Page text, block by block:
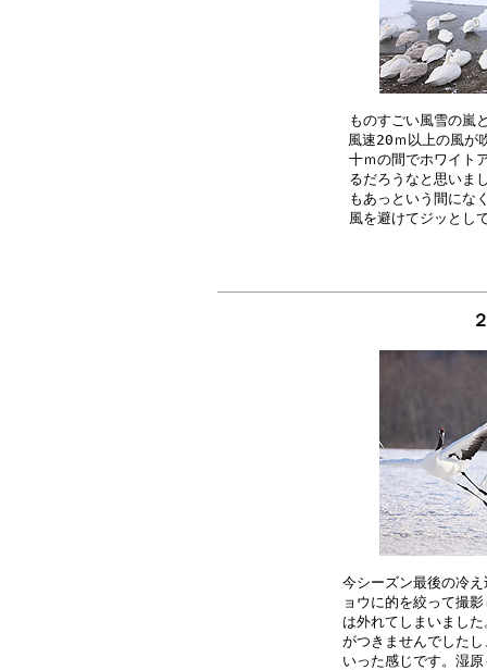
ものすごい風雪の嵐
風速20ｍ以上の風が
十ｍの間でホワイト
るだろうなと思いま
もあっという間にな
今シーズン最後の冷
ョウに的を絞って撮
は外れてしまいまし
がつきませんでした
いった感じです。湿